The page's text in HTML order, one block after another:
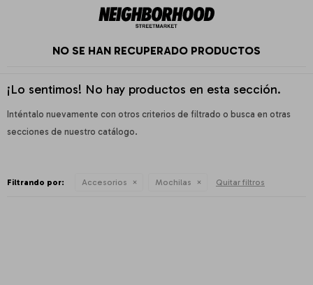
NO SE HAN RECUPERADO PRODUCTOS
¡Lo sentimos! No hay productos en esta sección.
Inténtalo nuevamente con otros criterios de filtrado o busca en otras
secciones de nuestro catálogo.
Filtrando por: Accesorios Mochilas Quitar filtros